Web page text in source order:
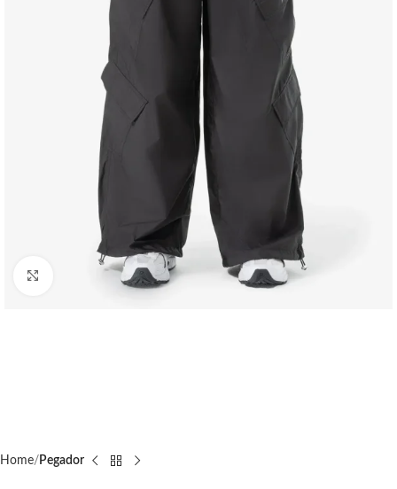
Click to enlarge
Home Pegador​